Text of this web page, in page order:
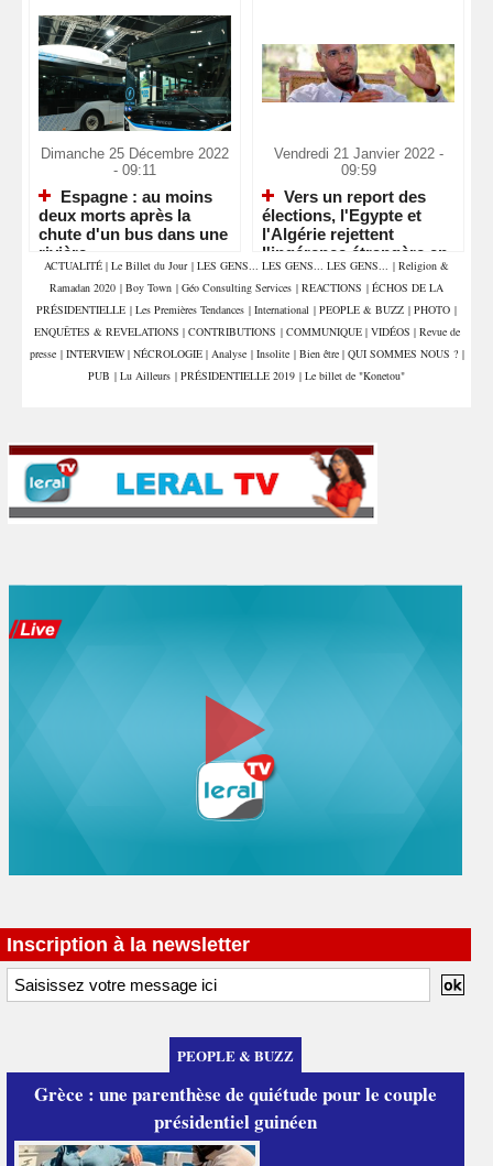
Dimanche 25 Décembre 2022
- 09:11
Espagne : au moins
deux morts après la
chute d'un bus dans une
rivière
Vendredi 21 Janvier 2022 -
09:59
Vers un report des
élections, l'Egypte et
l'Algérie rejettent
l'ingérence étrangère en
Libye
ACTUALITÉ | Le Billet du Jour | LES GENS... LES GENS... LES GENS... | Religion &
Ramadan 2020 | Boy Town | Géo Consulting Services | REACTIONS | ÉCHOS DE LA
PRÉSIDENTIELLE | Les Premières Tendances | International | PEOPLE & BUZZ | PHOTO |
ENQUÊTES & REVELATIONS | CONTRIBUTIONS | COMMUNIQUE | VIDÉOS | Revue de
presse | INTERVIEW | NÉCROLOGIE | Analyse | Insolite | Bien être | QUI SOMMES NOUS ? |
PUB | Lu Ailleurs | PRÉSIDENTIELLE 2019 | Le billet de "Konetou"
Inscription à la newsletter
PEOPLE & BUZZ
Grèce : une parenthèse de quiétude pour le couple
présidentiel guinéen